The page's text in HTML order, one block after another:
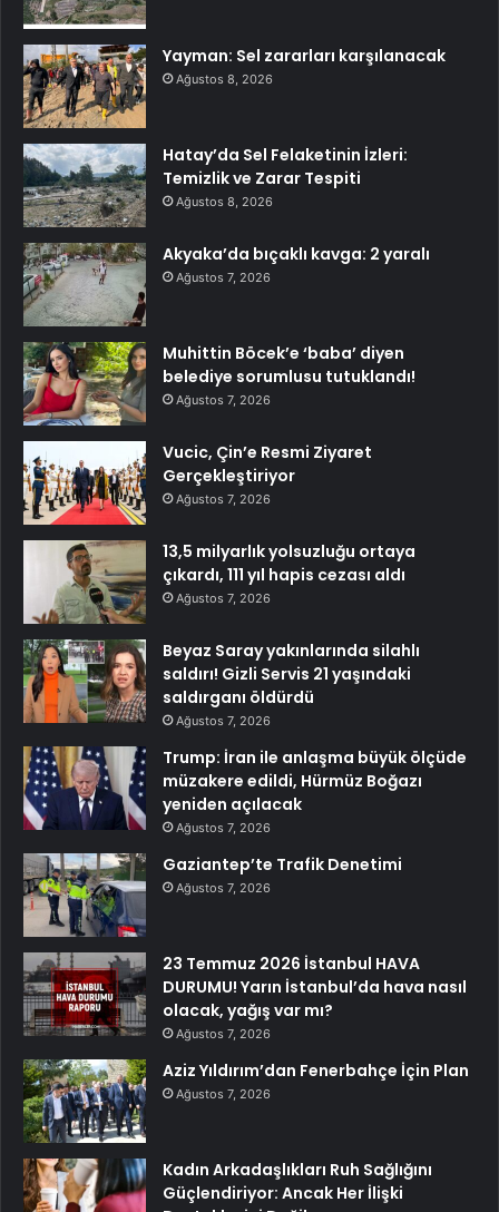
Yayman: Sel zararları karşılanacak
Ağustos 8, 2026
Hatay’da Sel Felaketinin İzleri:
Temizlik ve Zarar Tespiti
Ağustos 8, 2026
Akyaka’da bıçaklı kavga: 2 yaralı
Ağustos 7, 2026
Muhittin Böcek’e ‘baba’ diyen
belediye sorumlusu tutuklandı!
Ağustos 7, 2026
Vucic, Çin’e Resmi Ziyaret
Gerçekleştiriyor
Ağustos 7, 2026
13,5 milyarlık yolsuzluğu ortaya
çıkardı, 111 yıl hapis cezası aldı
Ağustos 7, 2026
Beyaz Saray yakınlarında silahlı
saldırı! Gizli Servis 21 yaşındaki
saldırganı öldürdü
Ağustos 7, 2026
Trump: İran ile anlaşma büyük ölçüde
müzakere edildi, Hürmüz Boğazı
yeniden açılacak
Ağustos 7, 2026
Gaziantep’te Trafik Denetimi
Ağustos 7, 2026
23 Temmuz 2026 İstanbul HAVA
DURUMU! Yarın İstanbul’da hava nasıl
olacak, yağış var mı?
Ağustos 7, 2026
Aziz Yıldırım’dan Fenerbahçe İçin Plan
Ağustos 7, 2026
Kadın Arkadaşlıkları Ruh Sağlığını
Güçlendiriyor: Ancak Her İlişki